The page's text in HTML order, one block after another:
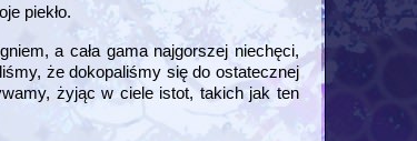
piekło.
a cała gama najgorszej niechęci,
że dokopaliśmy się do ostatecznej
żyjąc w ciele istot, takich jak ten